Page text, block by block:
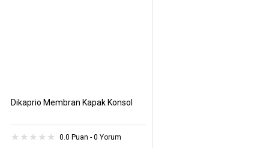
Dikaprio Membran Kapak Konsol
0.0 Puan - 0 Yorum